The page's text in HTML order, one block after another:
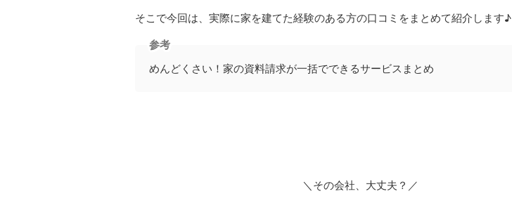
そこで今回は、実際に家を建てた経験のある方の口コミをまとめて紹介します♪
参考
めんどくさい！家の資料請求が一括でできるサービスまとめ
＼その会社、大丈夫？／